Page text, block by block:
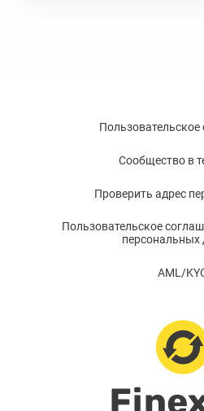
Пользовательское
Сообщество в
Проверить адрес
Пользовательское
персональных
AML/